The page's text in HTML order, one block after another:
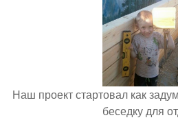
Наш проект стартовал как
беседку для